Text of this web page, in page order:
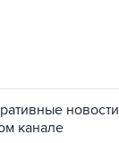
новости
канале